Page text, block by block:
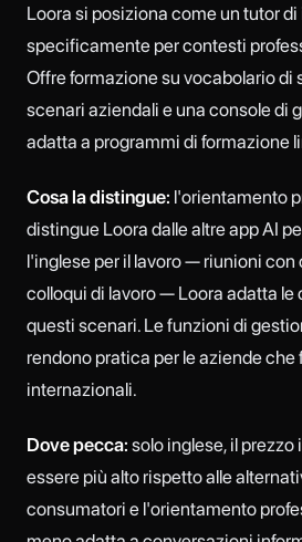
Loora si posiziona come un tutor
specificamente per contesti
Offre formazione su vocabolario di
scenari aziendali e una console di
adatta a programmi di formazione
Cosa la distingue: l'orientamento
distingue Loora dalle altre app AI
l'inglese per il lavoro — riunioni
colloqui di lavoro — Loora adatta le
questi scenari. Le funzioni di
rendono pratica per le aziende
internazionali.
Dove pecca: solo inglese, il
essere più alto rispetto alle
consumatori e l'orientamento